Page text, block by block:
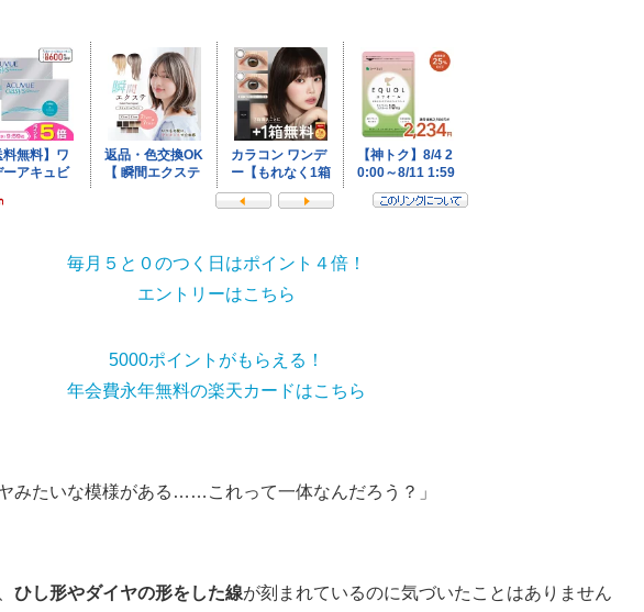
毎月５と０のつく日はポイント４倍！
エントリーはこちら
5000ポイントがもらえる！
年会費永年無料の楽天カードはこちら
みたいな模様がある……これって一体なんだろう？」
ひし形やダイヤの形をした線が刻まれているのに気づいたことはありません